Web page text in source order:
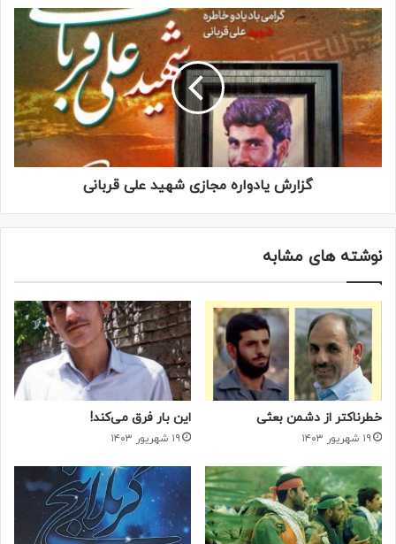
سردار تقی زاده
حالا آن دو هستند که باید مرا شفاعت کنند…
شهید محسن ایوبی
گزارش یادواره مجازی شهید علی قربانی
نوشته های مشابه
خطرناکتر از دشمن بعثی
۱۹ شهریور ۱۴۰۳
این بار فرق می‌کند!
۱۹ شهریور ۱۴۰۳